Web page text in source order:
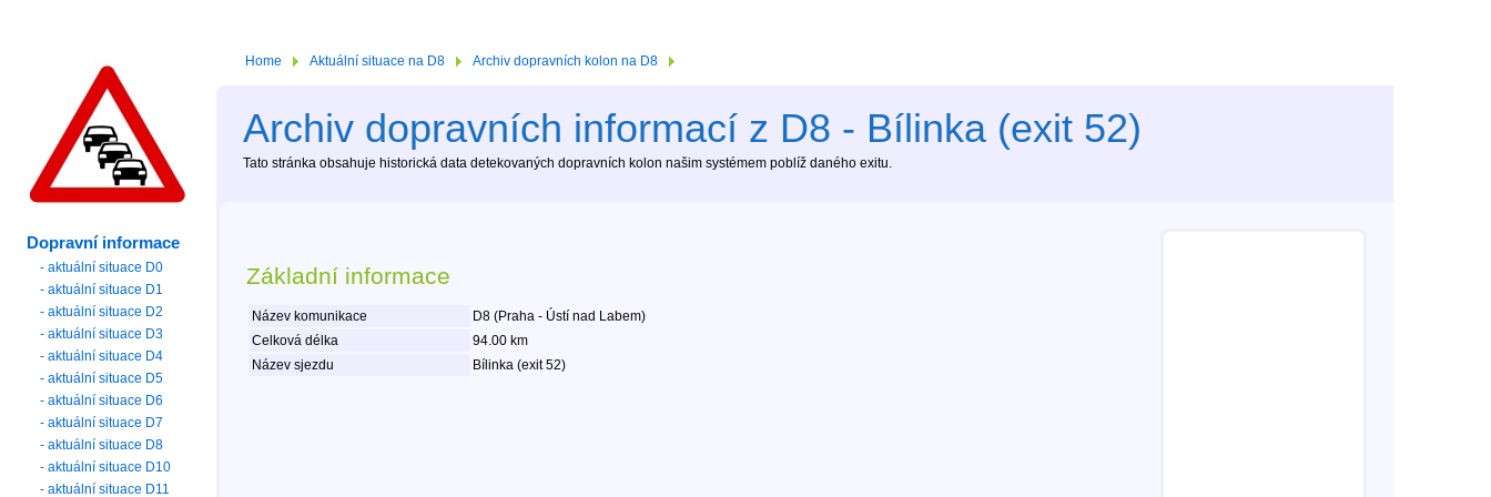
Home Aktuální situace na D8 Archiv dopravních kolon na D8
Archiv dopravních informací z D8 - Bílinka (exit 52)
Tato stránka obsahuje historická data detekovaných dopravních kolon našim systémem poblíž daného exitu.
Základní informace
Název komunikace
D8 (Praha - Ústí nad Labem)
Celková délka
94.00 km
Název sjezdu
Bílinka (exit 52)
Dopravní informace
- aktuální situace D0
- aktuální situace D1
- aktuální situace D2
- aktuální situace D3
- aktuální situace D4
- aktuální situace D5
- aktuální situace D6
- aktuální situace D7
- aktuální situace D8
- aktuální situace D10
- aktuální situace D11